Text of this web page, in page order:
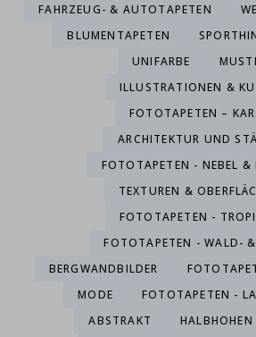
FAHRZEUG- & AUTOTAPETEN
BLUMENTAPETEN
UNIFARBE
ILLUSTRATIONEN &
FOTOTAPETEN –
ARCHITEKTUR UND
FOTOTAPETEN - NEBEL &
TEXTUREN &
FOTOTAPETEN -
FOTOTAPETEN - WALD-
BERGWANDBILDER
MODE
FOTOTAPETEN -
ABSTRAKT
HALBHOHEN